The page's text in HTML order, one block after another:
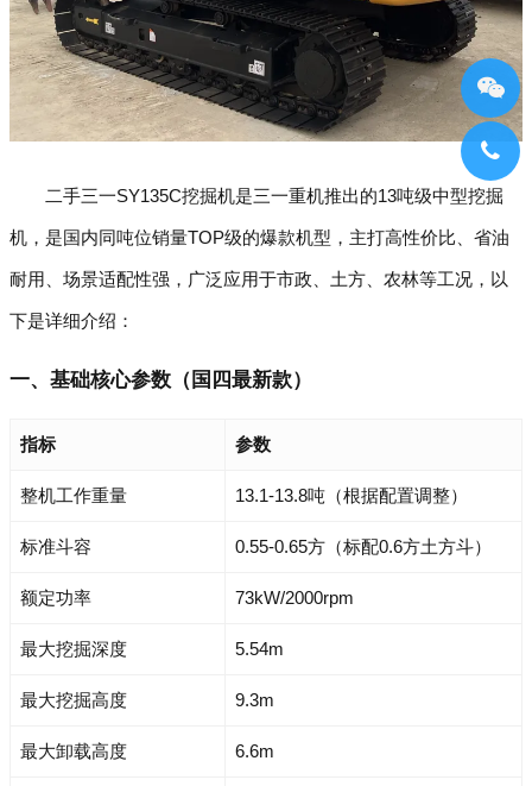
二手三一SY135C挖掘机是三一重机推出的13吨级中型挖掘
机，是国内同吨位销量TOP级的爆款机型，主打高性价比、省油
耐用、场景适配性强，广泛应用于市政、土方、农林等工况，以
下是详细介绍：
一、基础核心参数（国四最新款）
指标 参数
整机工作重量 13.1-13.8吨（根据配置调整）
标准斗容 0.55-0.65方（标配0.6方土方斗）
额定功率 73kW/2000rpm
最大挖掘深度 5.54m
最大挖掘高度 9.3m
最大卸载高度 6.6m